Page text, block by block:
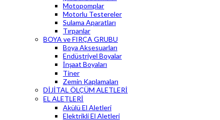
Motopomplar
Motorlu Testereler
Sulama Aparatları
Tırpanlar
BOYA ve FIRÇA GRUBU
Boya Aksesuarları
Endüstriyel Boyalar
İnşaat Boyaları
Tiner
Zemin Kaplamaları
DİJİTAL ÖLÇÜM ALETLERİ
EL ALETLERİ
Akülü El Aletleri
Elektrikli El Aletleri